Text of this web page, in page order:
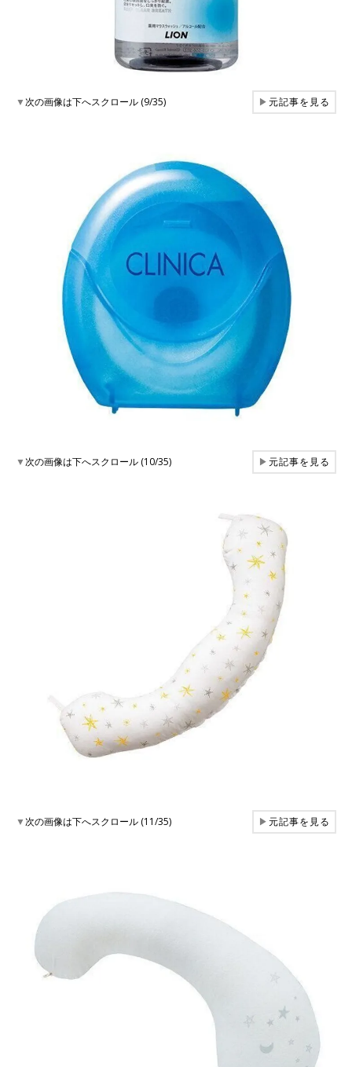
▼次の画像は下へスクロール (9/35) ▶元記事を見る
▼次の画像は下へスクロール (10/35) ▶元記事を見る
▼次の画像は下へスクロール (11/35) ▶元記事を見る